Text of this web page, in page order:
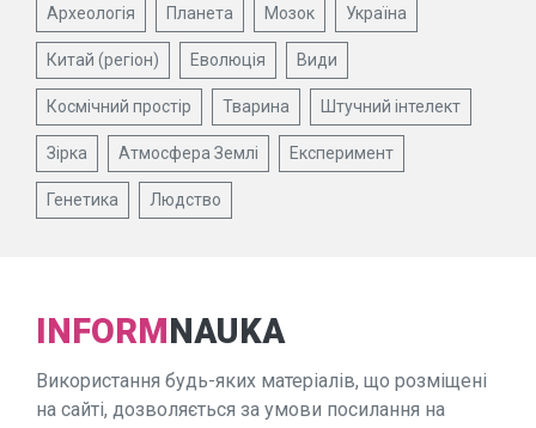
Археологія Планета Мозок Україна
Китай (регіон) Еволюція Види
Космічний простір Тварина Штучний інтелект
Зірка Атмосфера Землі Експеримент
Генетика Людство
INFORMNAUKA
Використання будь-яких матеріалів, що розміщені
на сайті, дозволяється за умови посилання на